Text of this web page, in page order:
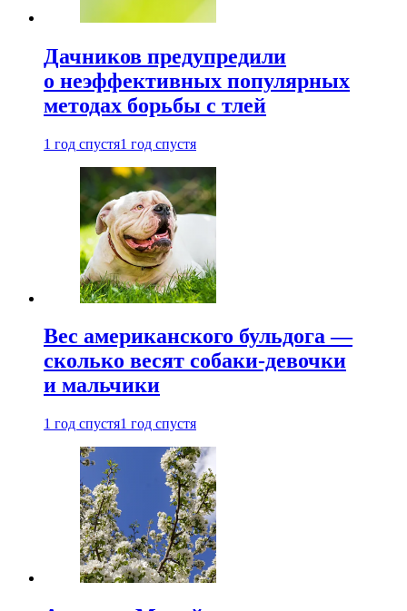
Дачников предупредили
о неэффективных популярных
методах борьбы с тлей
1 год спустя1 год спустя
Вес американского бульдога —
сколько весят собаки-девочки
и мальчики
1 год спустя1 год спустя